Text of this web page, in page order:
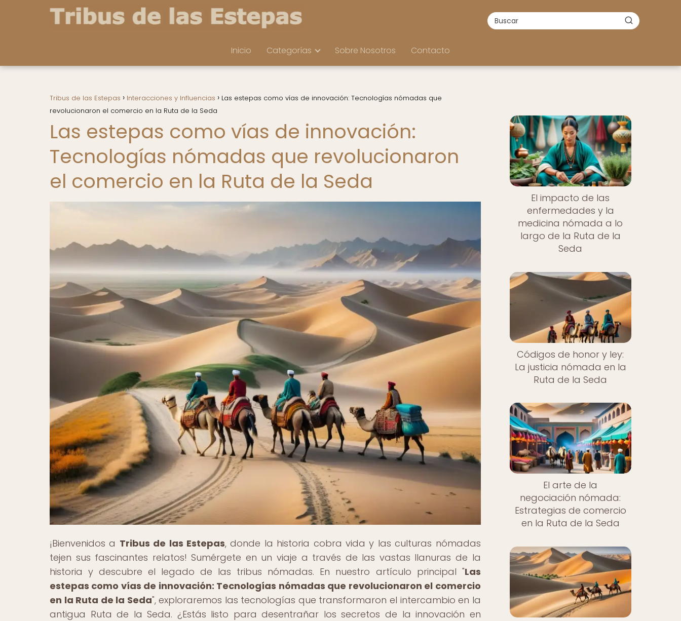
Inicio Categorías Sobre Nosotros Contacto
Tribus de las Estepas Interacciones y Influencias
Las estepas como vías de innovación: Tecnologías nómadas que
revolucionaron el comercio en la Ruta de la Seda
Las estepas como vías de innovación:
Tecnologías nómadas que revolucionaron
el comercio en la Ruta de la Seda
¡Bienvenidos a Tribus de las Estepas, donde la historia cobra vida y las culturas nómadas
tejen sus fascinantes relatos! Sumérgete en un viaje a través de las vastas llanuras de la
historia y descubre el legado de las tribus nómadas. En nuestro artículo principal "Las
estepas como vías de innovación: Tecnologías nómadas que revolucionaron el comercio
en la Ruta de la Seda", exploraremos las tecnologías que transformaron el intercambio en la
antigua Ruta de la Seda. ¿Estás listo para desentrañar los secretos de la innovación en
El impacto de las
enfermedades y la
medicina nómada a lo
largo de la Ruta de la
Seda
Códigos de honor y ley:
La justicia nómada en la
Ruta de la Seda
El arte de la
negociación nómada:
Estrategias de comercio
en la Ruta de la Seda